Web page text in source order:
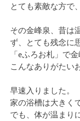
とても素敵な方で
その金峰泉、昔は
ず、とても残念に
「eふろお札」で
こんなありがたい
早速入りました。
家の浴槽は大きく
でも、体が温まり